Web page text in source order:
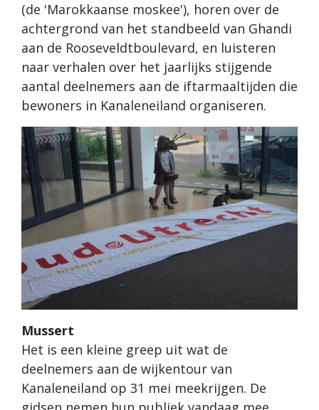
(de 'Marokkaanse moskee'), horen over de
achtergrond van het standbeeld van Ghandi
aan de Rooseveldtboulevard, en luisteren
naar verhalen over het jaarlijks stijgende
aantal deelnemers aan de iftarmaaltijden die
bewoners in Kanaleneiland organiseren.
Mussert
Het is een kleine greep uit wat de
deelnemers aan de wijkentour van
Kanaleneiland op 31 mei meekrijgen. De